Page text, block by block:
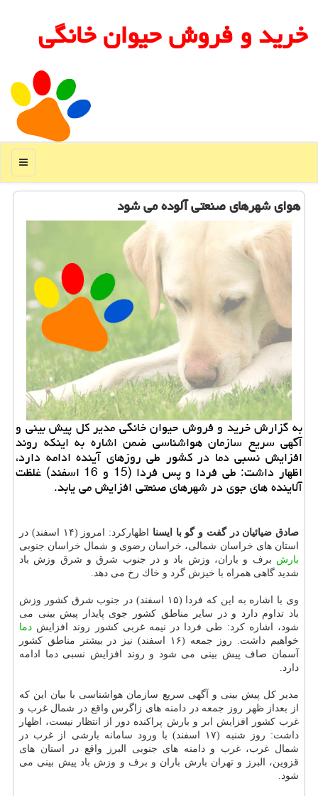
خرید و فروش حیوان خانگی
منو
هوای شهرهای صنعتی آلوده می شود
به گزارش خرید و فروش حیوان خانگی مدیر كل پیش بینی و
آگهی سریع سازمان هواشناسی ضمن اشاره به اینكه روند
افزایش نسبی دما در كشور طی روزهای آینده ادامه دارد،
اظهار داشت: طی فردا و پس فردا (15 و 16 اسفند) غلظت
آلاینده های جوی در شهرهای صنعتی افزایش می یابد.
صادق ضیائیان در گفت و گو با ایسنا
اظهاركرد: امروز (۱۴ اسفند) در
استان های خراسان شمالی، خراسان رضوی و شمال خراسان جنوبی
بارش برف و باران، وزش باد و در جنوب شرق و شرق وزش باد
شدید گاهی همراه با خیزش گرد و خاك رخ می دهد.
وی با اشاره به این كه فردا (۱۵ اسفند) در جنوب شرق كشور وزش
باد تداوم دارد و در سایر مناطق كشور جوی پایدار پیش بینی می
شود، اشاره كرد: طی فردا در نیمه غربی كشور روند افزایش دما
خواهیم داشت. روز جمعه (۱۶ اسفند) نیز در بیشتر مناطق كشور
آسمان صاف پیش بینی می شود و روند افزایش نسبی دما ادامه
دارد.
مدیر كل پیش بینی و آگهی سریع سازمان هواشناسی با بیان این كه
از بعداز ظهر روز جمعه در دامنه های زاگرس واقع در شمال غرب و
غرب كشور افزایش ابر و بارش پراكنده دور از انتظار نیست، اظهار
داشت: روز شنبه (۱۷ اسفند) با ورود سامانه بارشی از غرب در
شمال غرب، غرب و دامنه های جنوبی البرز واقع در استان های
قزوین، البرز و تهران بارش باران و برف و وزش باد پیش بینی می
شود.